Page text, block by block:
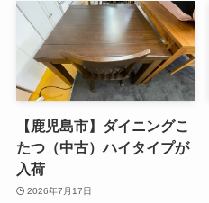
【鹿児島市】ダイニングこ
たつ（中古）ハイタイプが
入荷
2026年7月17日